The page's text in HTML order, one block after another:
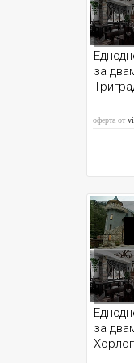
за
оферта от
за